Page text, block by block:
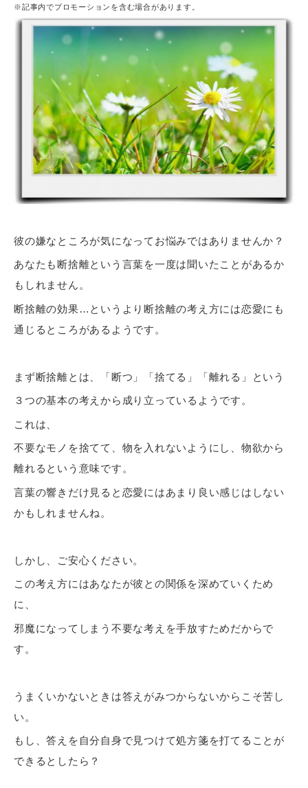
※記事内でプロモーションを含む場合があります。
彼の嫌なところが気になってお悩みではありませんか？
あなたも断捨離という言葉を一度は聞いたことがあるか
もしれません。
断捨離の効果…というより断捨離の考え方には恋愛にも
通じるところがあるようです。
まず断捨離とは、「断つ」「捨てる」「離れる」という
３つの基本の考えから成り立っているようです。
これは、
不要なモノを捨てて、物を入れないようにし、物欲から
離れるという意味です。
言葉の響きだけ見ると恋愛にはあまり良い感じはしない
かもしれませんね。
しかし、ご安心ください。
この考え方にはあなたが彼との関係を深めていくため
に、
邪魔になってしまう不要な考えを手放すためだからで
す。
うまくいかないときは答えがみつからないからこそ苦し
い。
もし、答えを自分自身で見つけて処方箋を打てることが
できるとしたら？